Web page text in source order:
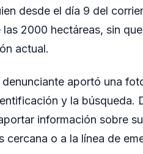
desde el día 9 del
2000 hectáreas, sin
actual.
aportó una
y la búsqueda.
información sobre
o a la línea de